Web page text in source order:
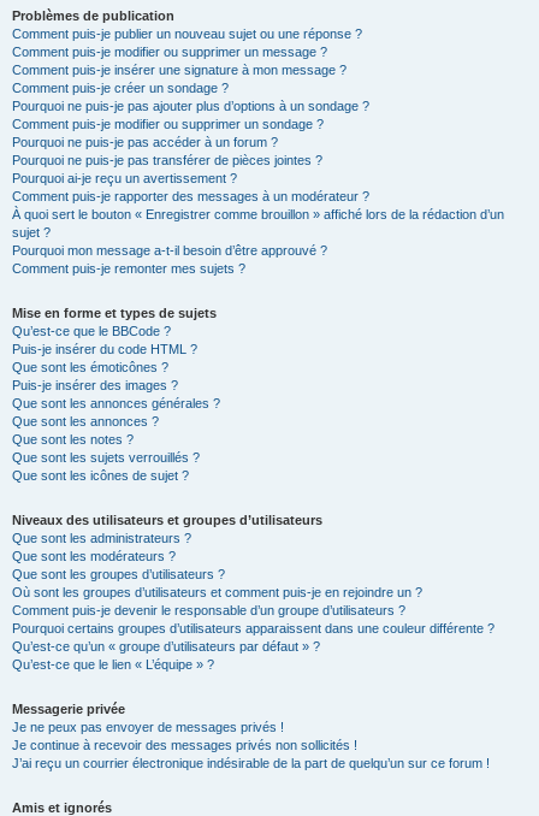
Problèmes de publication
Comment puis-je publier un nouveau sujet ou une réponse ?
Comment puis-je modifier ou supprimer un message ?
Comment puis-je insérer une signature à mon message ?
Comment puis-je créer un sondage ?
Pourquoi ne puis-je pas ajouter plus d’options à un sondage ?
Comment puis-je modifier ou supprimer un sondage ?
Pourquoi ne puis-je pas accéder à un forum ?
Pourquoi ne puis-je pas transférer de pièces jointes ?
Pourquoi ai-je reçu un avertissement ?
Comment puis-je rapporter des messages à un modérateur ?
À quoi sert le bouton « Enregistrer comme brouillon » affiché lors de la rédaction d’un
sujet ?
Pourquoi mon message a-t-il besoin d’être approuvé ?
Comment puis-je remonter mes sujets ?
Mise en forme et types de sujets
Qu’est-ce que le BBCode ?
Puis-je insérer du code HTML ?
Que sont les émoticônes ?
Puis-je insérer des images ?
Que sont les annonces générales ?
Que sont les annonces ?
Que sont les notes ?
Que sont les sujets verrouillés ?
Que sont les icônes de sujet ?
Niveaux des utilisateurs et groupes d’utilisateurs
Que sont les administrateurs ?
Que sont les modérateurs ?
Que sont les groupes d’utilisateurs ?
Où sont les groupes d’utilisateurs et comment puis-je en rejoindre un ?
Comment puis-je devenir le responsable d’un groupe d’utilisateurs ?
Pourquoi certains groupes d’utilisateurs apparaissent dans une couleur différente ?
Qu’est-ce qu’un « groupe d’utilisateurs par défaut » ?
Qu’est-ce que le lien « L’équipe » ?
Messagerie privée
Je ne peux pas envoyer de messages privés !
Je continue à recevoir des messages privés non sollicités !
J’ai reçu un courrier électronique indésirable de la part de quelqu’un sur ce forum !
Amis et ignorés